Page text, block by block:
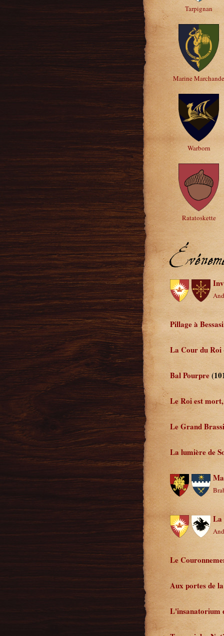
Tarpignan
Marine Marchande
Warborn
Ratatoskette
Pillage à
La Cour du Roi
Bal Pourpre
Le Roi est
Le Grand
La lumière de
La
Le
Aux portes de
L'insanatorium